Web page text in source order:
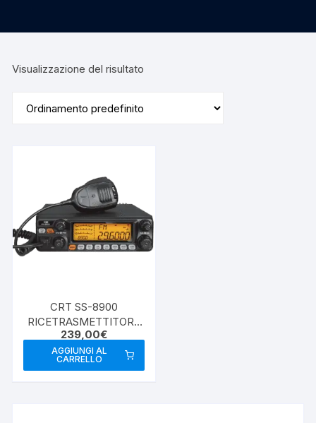
Visualizzazione del risultato
CRT SS-8900
RICETRASMETTITORE
28MHZ
239,00€
AGGIUNGI AL
CARRELLO